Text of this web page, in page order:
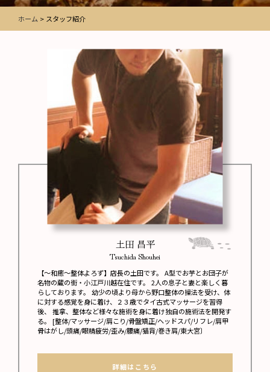
ホーム > スタッフ紹介
土田 昌平
Tsuchida Shouhei
【～和癒～整体よろず】店長の土田です。 A型でお芋とお団子が
名物の蔵の街・小江戸川越在住です。 2人の息子と妻と楽しく暮
らしております。 幼少の頃より母から野口整体の操法を受け、体
に対する感覚を身に着け、２３歳でタイ古式マッサージを習得
後、 推拿、整体など様々な施術を身に着け独自の施術法を開発す
る。 [整体/マッサージ/肩こり/骨盤矯正/ヘッドスパ/リフレ/肩甲
骨はがし/頭痛/眼精疲労/歪み/腰痛/猫背/巻き肩/東大宮〕
詳細はこちら